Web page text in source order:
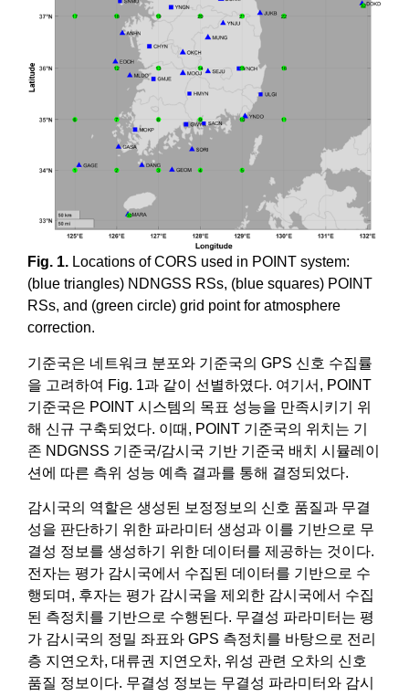
Fig. 1. Locations of CORS used in POINT system:
(blue triangles) NDNGSS RSs, (blue squares) POINT
RSs, and (green circle) grid point for atmosphere
correction.
기준국은 네트워크 분포와 기준국의 GPS 신호 수집률
을 고려하여 Fig. 1과 같이 선별하였다. 여기서, POINT
기준국은 POINT 시스템의 목표 성능을 만족시키기 위
해 신규 구축되었다. 이때, POINT 기준국의 위치는 기
존 NDGNSS 기준국/감시국 기반 기준국 배치 시뮬레이
션에 따른 측위 성능 예측 결과를 통해 결정되었다.
감시국의 역할은 생성된 보정정보의 신호 품질과 무결
성을 판단하기 위한 파라미터 생성과 이를 기반으로 무
결성 정보를 생성하기 위한 데이터를 제공하는 것이다.
전자는 평가 감시국에서 수집된 데이터를 기반으로 수
행되며, 후자는 평가 감시국을 제외한 감시국에서 수집
된 측정치를 기반으로 수행된다. 무결성 파라미터는 평
가 감시국의 정밀 좌표와 GPS 측정치를 바탕으로 전리
층 지연오차, 대류권 지연오차, 위성 관련 오차의 신호
품질 정보이다. 무결성 정보는 무결성 파라미터와 감시